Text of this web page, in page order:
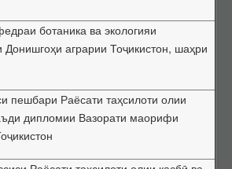
дараҷаҳои илмӣ
унвонҳои илмӣ
диссертатсияҳо
ботаника ва экологияи
Донишгоҳи аграрии Тоҷикистон, шаҳри
пешбари Раёсати таҳсилоти олии
дипломии Вазорати маорифи